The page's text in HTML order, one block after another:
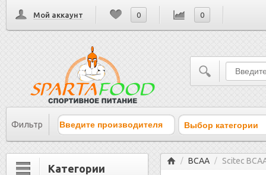
Мой аккаунт 0 0
Фильтр Выбор категории
Категории
Главная
/ BCAA / Scitec